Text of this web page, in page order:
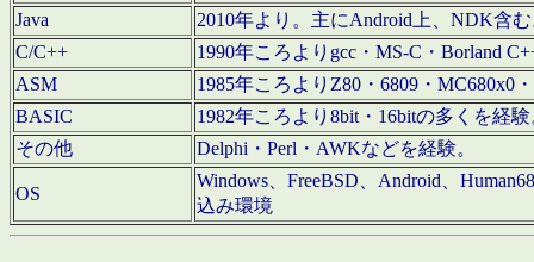
Java
2010年より。主にAndroid上、NDK含
C/C++
1990年ころよりgcc・MS-C・Borland
ASM
1985年ころよりZ80・6809・MC680x0
BASIC
1982年ころより8bit・16bitの多くを経
その他
Delphi・Perl・AWKなどを経験。
OS
Windows、FreeBSD、Android、
込み環境